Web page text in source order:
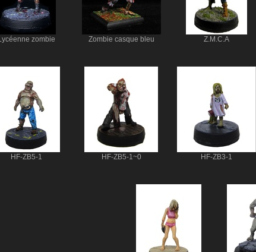
Lycéenne zombie Zombie casque bleu Z.M.C.A
HF-ZB5-1 HF-ZB5-1~0 HF-ZB3-1